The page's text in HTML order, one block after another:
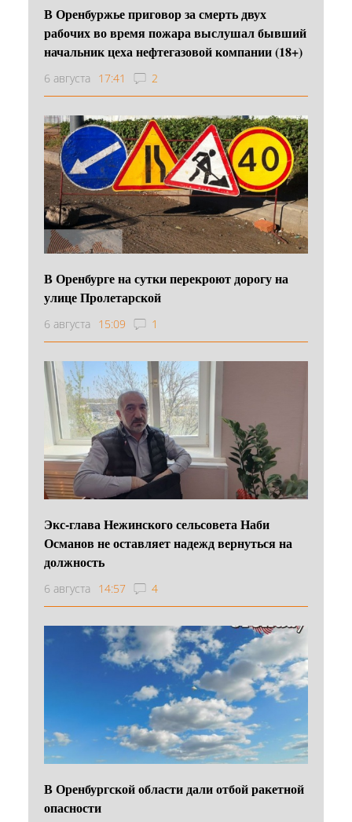
В Оренбуржье приговор за смерть двух
рабочих во время пожара выслушал бывший
начальник цеха нефтегазовой компании (18+)
6 августа 17:41 2
В Оренбурге на сутки перекроют дорогу на
улице Пролетарской
6 августа 15:09 1
Экс-глава Нежинского сельсовета Наби
Османов не оставляет надежд вернуться на
должность
6 августа 14:57 4
В Оренбургской области дали отбой ракетной
опасности